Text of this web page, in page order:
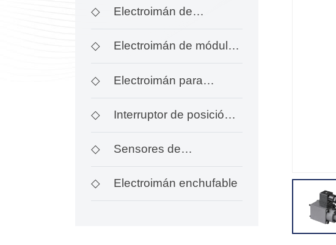
interruptor Rexroth
◇ Electroimán de
interruptor de investigación
de ace
◇ Electroimán de módulo
incorporado de tipo interrup
◇ Electroimán para
válvulas hidráulicas a
prueba de
◇ Interruptor de posición
G - qm
◇ Sensores de
desplazamiento
◇ Electroimán enchufable